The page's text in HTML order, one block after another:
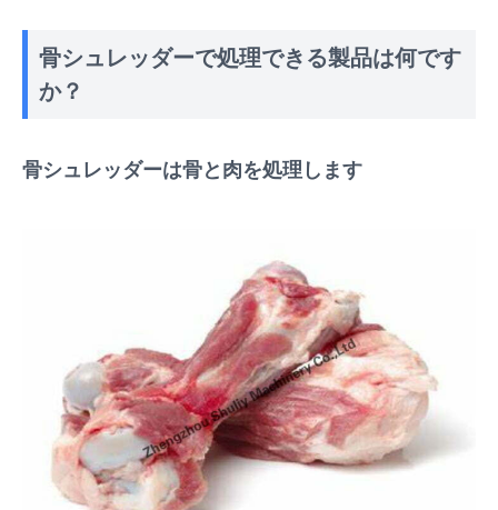
骨シュレッダーで処理できる製品は何です
か？
骨シュレッダーは骨と肉を処理します